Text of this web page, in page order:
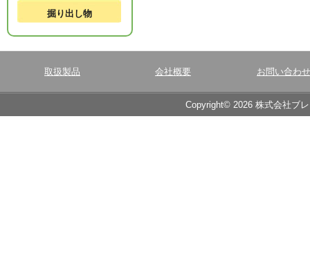
掘り出し物
取扱製品 会社概要 お問い合わせ
Copyright© 2026 株式会社ブ